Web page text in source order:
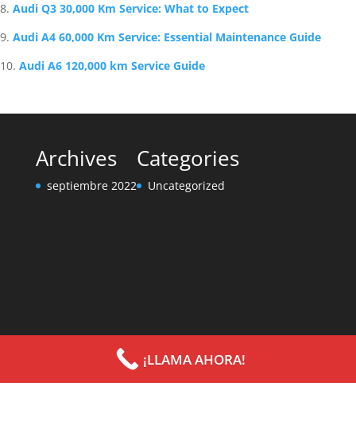
Audi Q3 30,000 Km Service: What to Expect
Audi A4 60,000 Km Service: Essential Maintenance Guide
Audi A6 120,000 km Service Guide
Archives
septiembre 2022
Categories
Uncategorized
¡LLAMA AHORA!